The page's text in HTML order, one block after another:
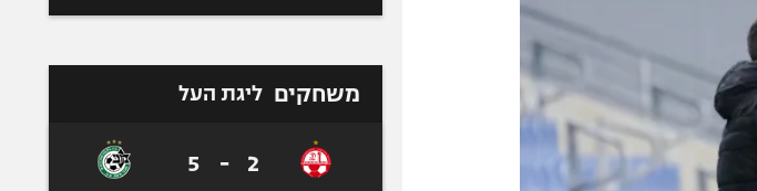
משחקים ליגת העל
2
-
5